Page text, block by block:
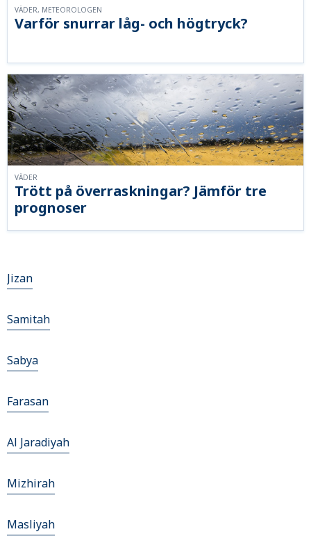
Varför snurrar låg- och högtryck?
VÄDER, METEOROLOGEN
Trött på överraskningar? Jämför tre
prognoser
VÄDER
Jizan
Samitah
Sabya
Farasan
Al Jaradiyah
Mizhirah
Masliyah